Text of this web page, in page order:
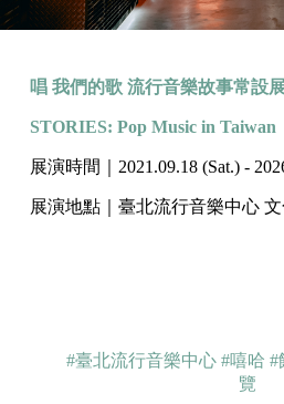
唱 我們的歌 流行音樂故事常設
STORIES: Pop Music in Taiwan
展演時間｜2021.09.18 (Sat.) -
展演地點｜臺北流行音樂中心
#臺北流行音樂中心 #嘻哈 #
覽